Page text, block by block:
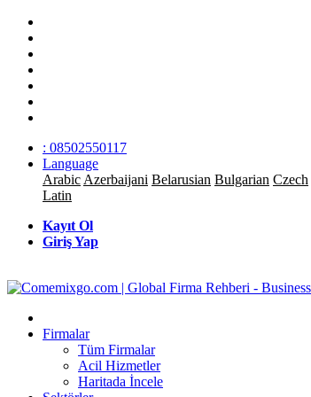
: 08502550117
Language
Arabic Azerbaijani Belarusian Bulgarian Czech
Latin
Kayıt Ol
Giriş Yap
Firmalar
Tüm Firmalar
Acil Hizmetler
Haritada İncele